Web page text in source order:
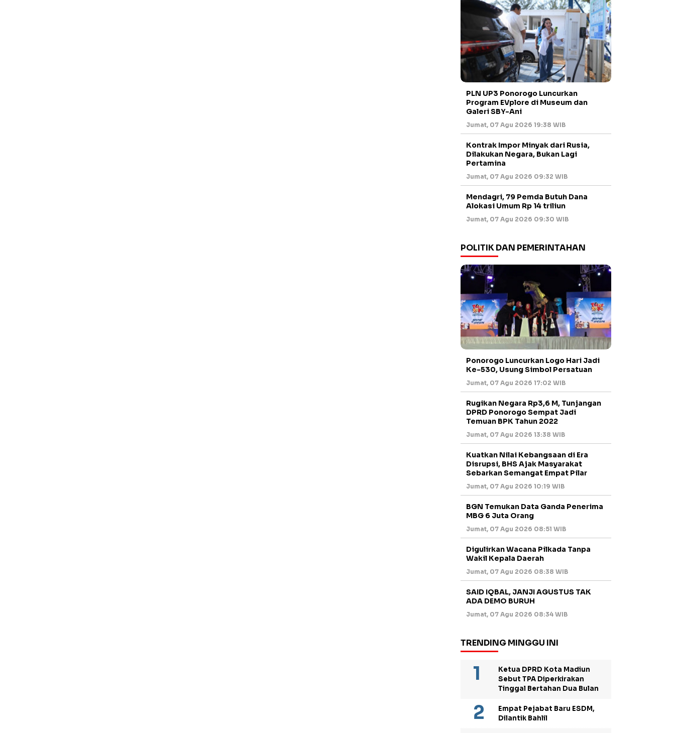
PLN UP3 Ponorogo Luncurkan
Program EVplore di Museum dan
Galeri SBY-Ani
Jumat, 07 Agu 2026 19:38 WIB
Kontrak Impor Minyak dari Rusia,
Dilakukan Negara, Bukan Lagi
Pertamina
Jumat, 07 Agu 2026 09:32 WIB
Mendagri, 79 Pemda Butuh Dana
Alokasi Umum Rp 14 triliun
Jumat, 07 Agu 2026 09:30 WIB
POLITIK DAN PEMERINTAHAN
Ponorogo Luncurkan Logo Hari Jadi
Ke-530, Usung Simbol Persatuan
Jumat, 07 Agu 2026 17:02 WIB
Rugikan Negara Rp3,6 M, Tunjangan
DPRD Ponorogo Sempat Jadi
Temuan BPK Tahun 2022
Jumat, 07 Agu 2026 13:38 WIB
Kuatkan Nilai Kebangsaan di Era
Disrupsi, BHS Ajak Masyarakat
Sebarkan Semangat Empat Pilar
Jumat, 07 Agu 2026 10:19 WIB
BGN Temukan Data Ganda Penerima
MBG 6 Juta Orang
Jumat, 07 Agu 2026 08:51 WIB
Digulirkan Wacana Pilkada Tanpa
Wakil Kepala Daerah
Jumat, 07 Agu 2026 08:38 WIB
SAID IQBAL, JANJI AGUSTUS TAK
ADA DEMO BURUH
Jumat, 07 Agu 2026 08:34 WIB
TRENDING MINGGU INI
Ketua DPRD Kota Madiun
Sebut TPA Diperkirakan
Tinggal Bertahan Dua Bulan
Empat Pejabat Baru ESDM,
Dilantik Bahlil